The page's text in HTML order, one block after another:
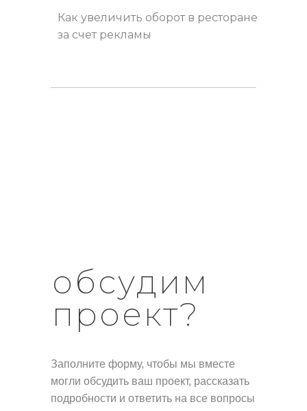
Как увеличить оборот в ресторане
за счет рекламы
обсудим
проект?
Заполните форму, чтобы мы вместе
могли обсудить ваш проект, рассказать
подробности и ответить на все вопросы